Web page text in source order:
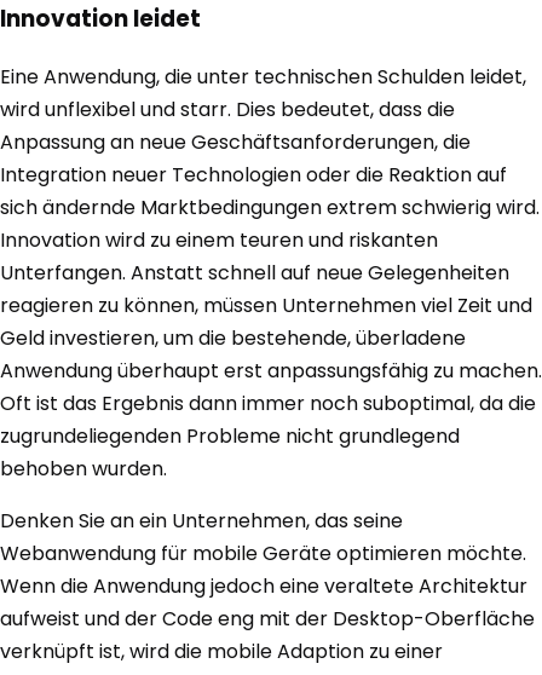
Innovation leidet
Eine Anwendung, die unter technischen Schulden leidet,
wird unflexibel und starr. Dies bedeutet, dass die
Anpassung an neue Geschäftsanforderungen, die
Integration neuer Technologien oder die Reaktion auf
sich ändernde Marktbedingungen extrem schwierig wird.
Innovation wird zu einem teuren und riskanten
Unterfangen. Anstatt schnell auf neue Gelegenheiten
reagieren zu können, müssen Unternehmen viel Zeit und
Geld investieren, um die bestehende, überladene
Anwendung überhaupt erst anpassungsfähig zu machen.
Oft ist das Ergebnis dann immer noch suboptimal, da die
zugrundeliegenden Probleme nicht grundlegend
behoben wurden.
Denken Sie an ein Unternehmen, das seine
Webanwendung für mobile Geräte optimieren möchte.
Wenn die Anwendung jedoch eine veraltete Architektur
aufweist und der Code eng mit der Desktop-Oberfläche
verknüpft ist, wird die mobile Adaption zu einer